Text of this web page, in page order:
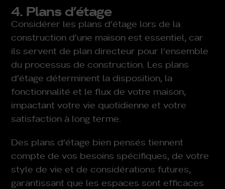
4. Plans d’étage
Considérer les plans d’étage lors de la
construction d’une maison est essentiel, car
ils servent de plan directeur pour l’ensemble
du processus de construction. Les plans
d’étage déterminent la disposition, la
fonctionnalité et le flux de votre maison,
impactant votre vie quotidienne et votre
satisfaction à long terme.
Des plans d’étage bien pensés tiennent
compte de vos besoins spécifiques, de votre
style de vie et de considérations futures,
garantissant que les espaces sont efficaces